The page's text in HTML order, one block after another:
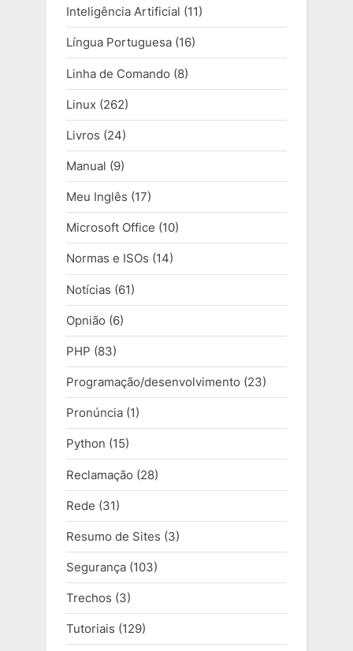
Inteligência Artificial (11)
Língua Portuguesa (16)
Linha de Comando (8)
Linux (262)
Livros (24)
Manual (9)
Meu Inglês (17)
Microsoft Office (10)
Normas e ISOs (14)
Notícias (61)
Opnião (6)
PHP (83)
Programação/desenvolvimento (23)
Pronúncia (1)
Python (15)
Reclamação (28)
Rede (31)
Resumo de Sites (3)
Segurança (103)
Trechos (3)
Tutoriais (129)